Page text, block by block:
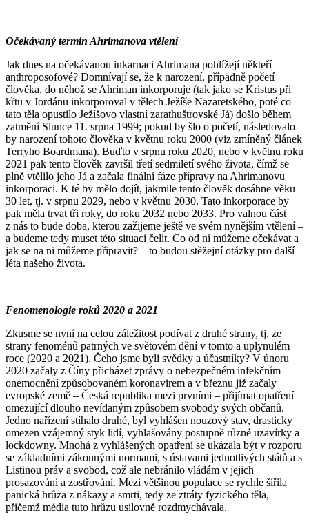
Očekávaný termín Ahrimanova vtělení
Jak dnes na očekávanou inkarnaci Ahrimana pohlížejí někteří
anthroposofové? Domnívají se, že k narození, případně početí
člověka, do něhož se Ahriman inkorporuje (tak jako se Kristus při
křtu v Jordánu inkorporoval v tělech Ježíše Nazaretského, poté co
tato těla opustilo Ježíšovo vlastní zarathuštrovské Já) došlo během
zatmění Slunce 11. srpna 1999; pokud by šlo o početí, následovalo
by narození tohoto člověka v květnu roku 2000 (viz zmíněný článek
Terryho Boardmana). Buďto v srpnu roku 2020, nebo v květnu roku
2021 pak tento člověk završil třetí sedmiletí svého života, čímž se
plně vtělilo jeho Já a začala finální fáze přípravy na Ahrimanovu
inkorporaci. K té by mělo dojít, jakmile tento člověk dosáhne věku
30 let, tj. v srpnu 2029, nebo v květnu 2030. Tato inkorporace by
pak měla trvat tři roky, do roku 2032 nebo 2033. Pro valnou část
z nás to bude doba, kterou zažijeme ještě ve svém nynějším vtělení –
a budeme tedy muset této situaci čelit. Co od ní můžeme očekávat a
jak se na ni můžeme připravit? – to budou stěžejní otázky pro další
léta našeho života.
Fenomenologie roků 2020 a 2021
Zkusme se nyní na celou záležitost podívat z druhé strany, tj. ze
strany fenoménů patrných ve světovém dění v tomto a uplynulém
roce (2020 a 2021). Čeho jsme byli svědky a účastníky? V únoru
2020 začaly z Číny přicházet zprávy o nebezpečném infekčním
onemocnění způsobovaném koronavirem a v březnu již začaly
evropské země – Česká republika mezi prvními – přijímat opatření
omezující dlouho nevídaným způsobem svobody svých občanů.
Jedno nařízení stíhalo druhé, byl vyhlášen nouzový stav, drasticky
omezen vzájemný styk lidí, vyhlašovány postupně různé uzavírky a
lockdowny. Mnohá z vyhlášených opatření se ukázala být v rozporu
se základními zákonnými normami, s ústavami jednotlivých států a s
Listinou práv a svobod, což ale nebránilo vládám v jejich
prosazování a zostřování. Mezi většinou populace se rychle šířila
panická hrůza z nákazy a smrti, tedy ze ztráty fyzického těla,
přičemž média tuto hrůzu usilovně rozdmychávala.